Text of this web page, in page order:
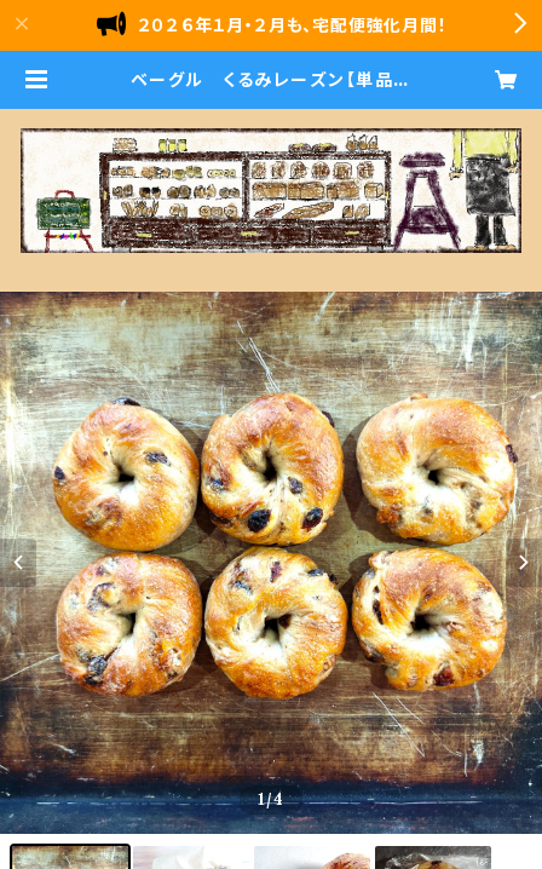
２０２６年１月・２月も、宅配便強化月間！
ベーグル くるみレーズン【単品商
1/4